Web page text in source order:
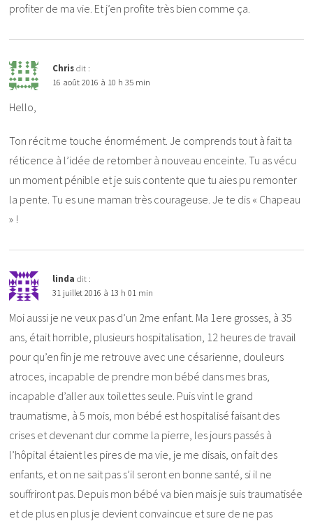
profiter de ma vie. Et j’en profite très bien comme ça.
Chris dit :
16 août 2016 à 10 h 35 min
Hello,
Ton récit me touche énormément. Je comprends tout à fait ta
réticence à l’idée de retomber à nouveau enceinte. Tu as vécu
un moment pénible et je suis contente que tu aies pu remonter
la pente. Tu es une maman très courageuse. Je te dis « Chapeau
» !
linda dit :
31 juillet 2016 à 13 h 01 min
Moi aussi je ne veux pas d’un 2me enfant. Ma 1ere grosses, à 35
ans, était horrible, plusieurs hospitalisation, 12 heures de travail
pour qu’en fin je me retrouve avec une césarienne, douleurs
atroces, incapable de prendre mon bébé dans mes bras,
incapable d’aller aux toilettes seule. Puis vint le grand
traumatisme, à 5 mois, mon bébé est hospitalisé faisant des
crises et devenant dur comme la pierre, les jours passés à
l’hôpital étaient les pires de ma vie, je me disais, on fait des
enfants, et on ne sait pas s’il seront en bonne santé, si il ne
souffriront pas. Depuis mon bébé va bien mais je suis traumatisée
et de plus en plus je devient convaincue et sure de ne pas